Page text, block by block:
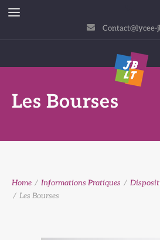
Les Bourses
Home / Informations Pratiques /
/ Les Bourses